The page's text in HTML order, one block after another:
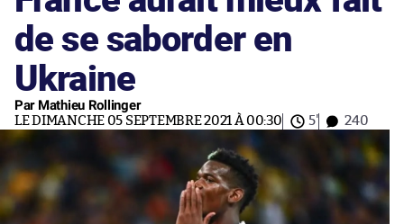
de se saborder en
Ukraine
Par Mathieu Rollinger
LE DIMANCHE 05 SEPTEMBRE 2021 À 00:30 5' 240